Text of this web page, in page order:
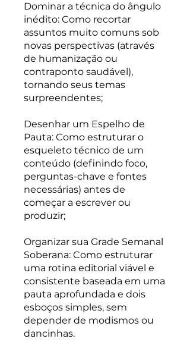
Dominar a técnica do ângulo
inédito: Como recortar
assuntos muito comuns sob
novas perspectivas (através
de humanização ou
contraponto saudável),
tornando seus temas
surpreendentes;
Desenhar um Espelho de
Pauta: Como estruturar o
esqueleto técnico de um
conteúdo (definindo foco,
perguntas-chave e fontes
necessárias) antes de
começar a escrever ou
produzir;
Organizar sua Grade Semanal
Soberana: Como estruturar
uma rotina editorial viável e
consistente baseada em uma
pauta aprofundada e dois
esboços simples, sem
depender de modismos ou
dancinhas.